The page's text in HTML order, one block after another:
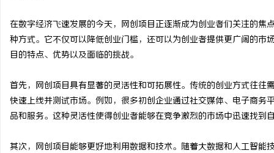
在数字经济飞速发展的今天，网创项目正逐渐成为创业者们关注的
种方式。它不仅可以降低创业门槛，还可以为创业者提供更广阔的
目的特点、优势以及面临的挑战。
首先，网创项目具有显著的灵活性和可拓展性。传统的创业方式往
快速上线并测试市场。例如，很多初创企业通过社交媒体、电子商
品和服务。这种灵活性使得创业者能够在竞争激烈的市场中迅速找到
其次，网创项目能够更好地利用数据和技术。随着大数据和人工智